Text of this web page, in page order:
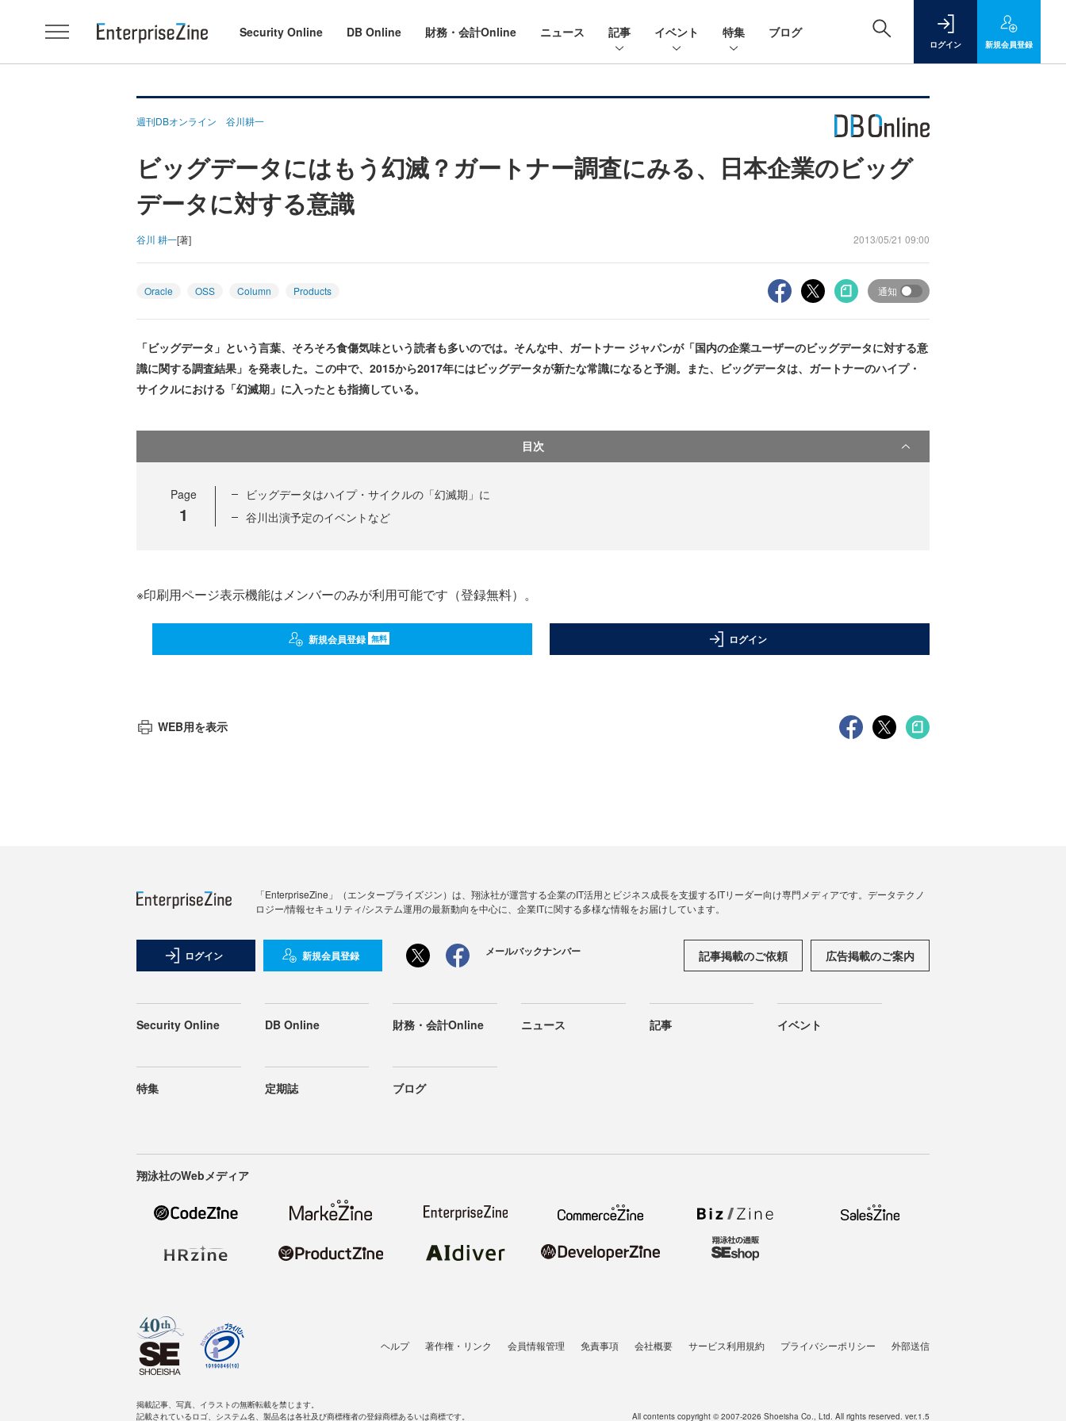
Security Online DB Online 財務・会計Online ニュース 記事 イベント 特集 ブログ
ログイン 新規会員登録
週刊DBオンライン 谷川耕一
ビッグデータにはもう幻滅？ガートナー調査にみる、日本企業のビッグ
データに対する意識
谷川 耕一[著] 2013/05/21 09:00
Oracle OSS Column Products 通知
「ビッグデータ」という言葉、そろそろ食傷気味という読者も多いのでは。そんな中、ガートナー ジャパンが「国内の企業ユーザーのビッグデータに対する意
識に関する調査結果」を発表した。この中で、2015から2017年にはビッグデータが新たな常識になると予測。また、ビッグデータは、ガートナーのハイプ・
サイクルにおける「幻滅期」に入ったとも指摘している。
目次
Page
1
ビッグデータはハイプ・サイクルの「幻滅期」に
谷川出演予定のイベントなど
※印刷用ページ表示機能はメンバーのみが利用可能です（登録無料）。
新規会員登録 無料 ログイン
WEB用を表示
「EnterpriseZine」（エンタープライズジン）は、翔泳社が運営する企業のIT活用とビジネス成長を支援するITリーダー向け専門メディアです。データテクノ
ロジー/情報セキュリティ/システム運用の最新動向を中心に、企業ITに関する多様な情報をお届けしています。
ログイン 新規会員登録 メールバックナンバー 記事掲載のご依頼 広告掲載のご案内
Security Online DB Online 財務・会計Online ニュース 記事 イベント
特集 定期誌 ブログ
翔泳社のWebメディア
ヘルプ 著作権・リンク 会員情報管理 免責事項 会社概要 サービス利用規約 プライバシーポリシー 外部送信
掲載記事、写真、イラストの無断転載を禁じます。
記載されているロゴ、システム名、製品名は各社及び商標権者の登録商標あるいは商標です。
All contents copyright © 2007-2026 Shoeisha Co., Ltd. All rights reserved. ver.1.5